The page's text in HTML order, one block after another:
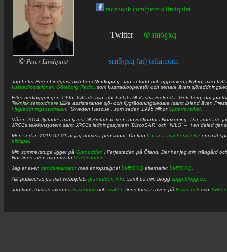
© Peter Lindquist
facebook.com/peter.a.lindquist
Twitter @sm6gxq
sm5gxq (at) telia.com
Jag heterPeter Lindquist och bor iNorrköping . Jag är född och uppvuxen iNybro , men
kustradiostationen Göteborg Radio , som kustradiooperatör och senare även
Efter nedläggningen 1995, flyttade min arbetsplats till Västra Frölunda, Göteborg, där jag
Teknisk samordnare tillika assisterande sjö- och flygräddningsledare (samt ibland även
Flygräddningscentralen , ”Sweden Rescue”, som sedan 1995 tillhörSjöfartsverket
Våren 2014 flyttades min tjänst till Sjöfartsverkets huvudkontor iNorrköping . Där arbetade
JRCCs telefonsystem samt JRCCs ledningssystem ”DiscoSAR” och ”NILS” – i en delad
Men sedan 2019-02-01 är jag numera pensionär. Du kan här läsa min berättelse om mitt
bildspel.
Min sommarstuga ligger på Granudden i Färjestaden på Öland. Där har jag min trädgård
Här finns även min privata Väderstation
Jag är även sändareamatörmed anropssignalSM5GXQ alternativt SM7GXQ
Allt publiceras på min webbplats granudden.info , samt på min blogg cpgp.blogg.se
Jag finns förstås även på Facebook och Twitter. finns förstås även på Facebook och Twitter.